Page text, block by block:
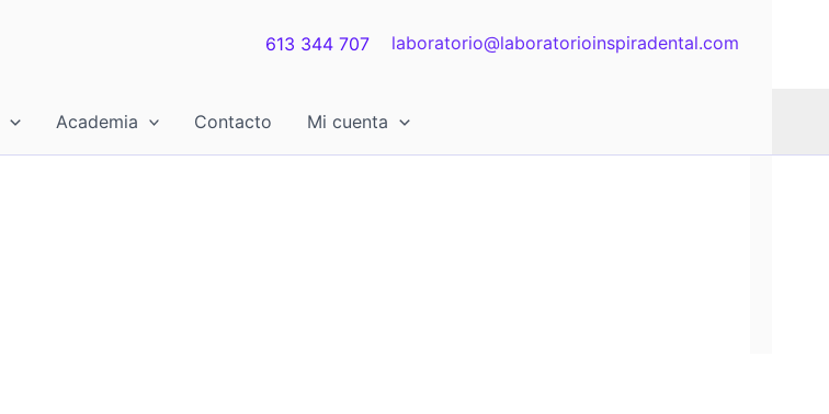
613 344 707 laboratorio@laboratorioinspiradental.com
Academia Contacto Mi cuenta